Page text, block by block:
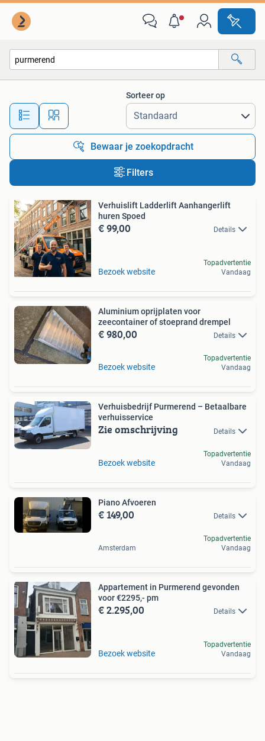
Alle afstanden…
Sorteer op
Bewaar je zoekopdracht
Filters
Verhuislift Ladderlift Aanhangerlift
huren Spoed
€ 99,00 Details
Bezoek website
Topadvertentie
Vandaag
Aluminium oprijplaten voor
zeecontainer of stoeprand drempel
€ 980,00 Details
Bezoek website
Topadvertentie
Vandaag
Verhuisbedrijf Purmerend – Betaalbare
verhuisservice
Zie omschrijving Details
Bezoek website
Topadvertentie
Vandaag
Piano Afvoeren
€ 149,00 Details
Amsterdam
Topadvertentie
Vandaag
Appartement in Purmerend gevonden
voor €2295,- pm
€ 2.295,00 Details
Bezoek website
Topadvertentie
Vandaag